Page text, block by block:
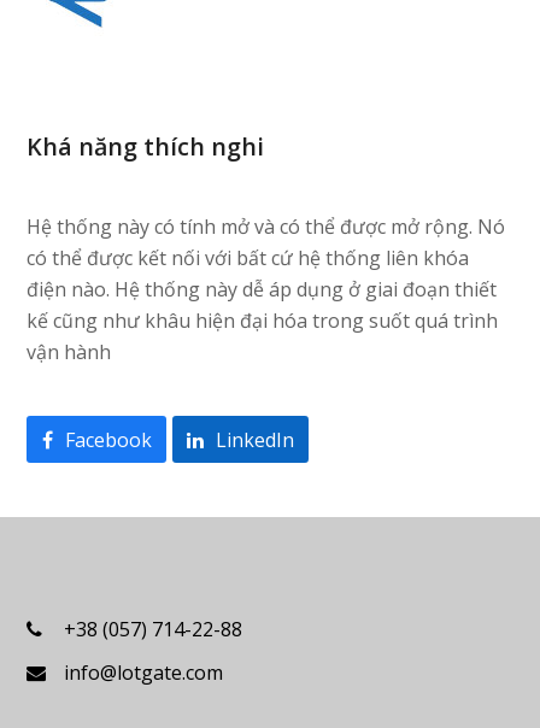
Khá năng thích nghi
Hệ thống này có tính mở và có thể được mở rộng. Nó
có thể được kết nối với bất cứ hệ thống liên khóa
điện nào. Hệ thống này dễ áp dụng ở giai đoạn thiết
kế cũng như khâu hiện đại hóa trong suốt quá trình
vận hành
Facebook LinkedIn
+38 (057) 714-22-88
info@lotgate.com